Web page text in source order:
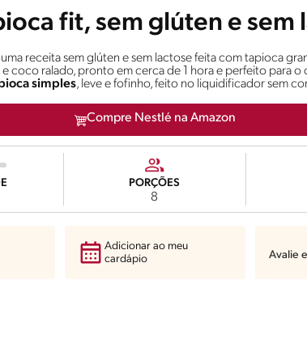
fit, sem glúten e sem
receita sem glúten e sem lactose feita com tapioca
coco ralado, pronto em cerca de 1 hora e perfeito para o
simples, leve e fofinho, feito no liquidificador sem
Compre Nestlé na Amazon
PORÇÕES
8
Adicionar ao meu
cardápio
Avalie